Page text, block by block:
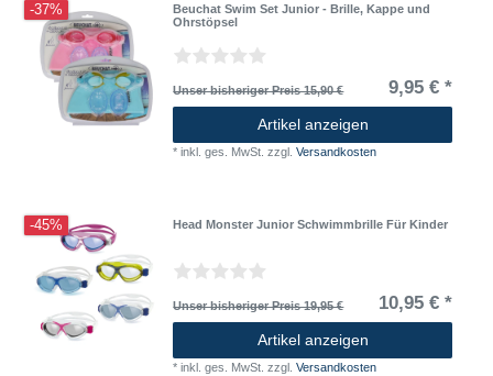
-37%
Beuchat Swim Set Junior - Brille, Kappe und
Ohrstöpsel
Unser bisheriger Preis 15,90 € 9,95 € *
Artikel anzeigen
*inkl. ges. MwSt. zzgl.Versandkosten
-45% Head Monster Junior Schwimmbrille Für Kinder
Unser bisheriger Preis 19,95 € 10,95 € *
Artikel anzeigen
*inkl. ges. MwSt. zzgl.Versandkosten